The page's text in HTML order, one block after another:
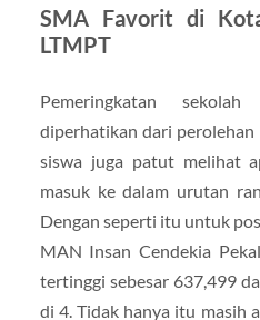
SMA Favorit di
LTMPT
Pemeringkatan
diperhatikan dari
siswa juga patut melihat
masuk ke dalam urutan
Dengan seperti itu untuk
MAN Insan Cendekia
tertinggi sebesar 637,499
di 4. Tidak hanya itu masih